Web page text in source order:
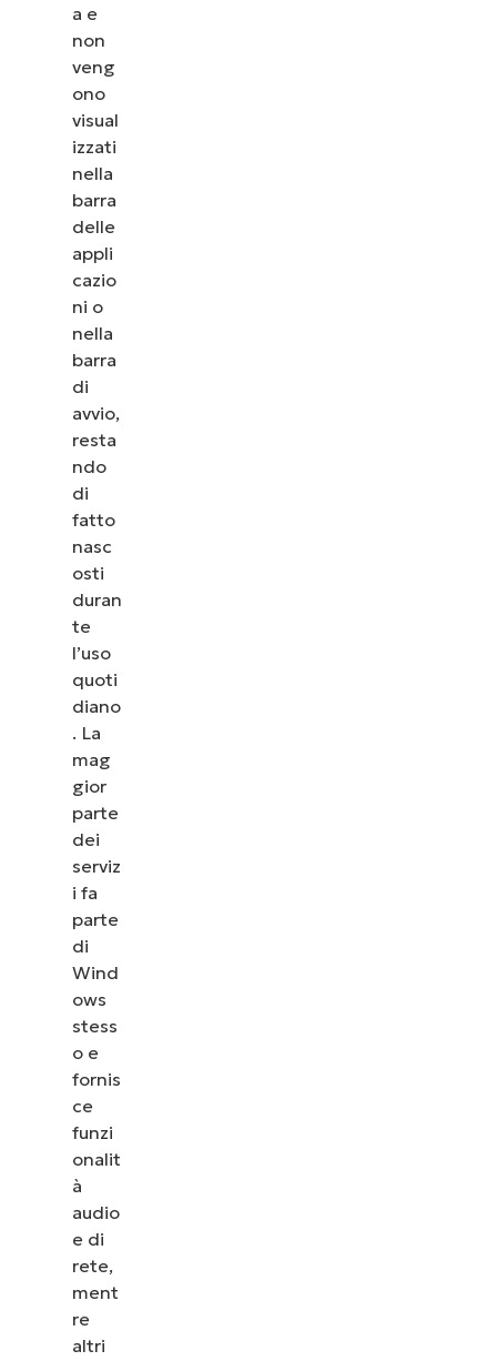
a e
non
veng
ono
visual
izzati
nella
barra
delle
appli
cazio
ni o
nella
barra
di
avvio,
resta
ndo
di
fatto
nasc
osti
duran
te
l’uso
quoti
diano
. La
mag
gior
parte
dei
serviz
i fa
parte
di
Wind
ows
stess
o e
fornis
ce
funzi
onalit
à
audio
e di
rete,
ment
re
altri